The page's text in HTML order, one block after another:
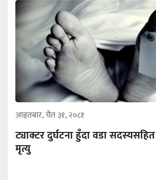
आइतबार, चैत ३१, २०८१
ट्याक्टर दुर्घटना हुँदा वडा
मृत्यु